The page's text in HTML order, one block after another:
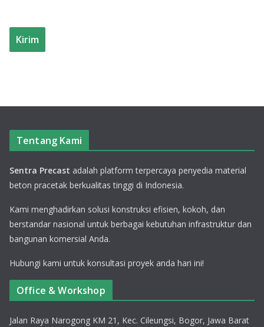
Tentang Kami
Sentra Precast adalah platform terpercaya penyedia material
beton pracetak berkualitas tinggi di Indonesia.
Kami menghadirkan solusi konstruksi efisien, kokoh, dan
berstandar nasional untuk berbagai kebutuhan infrastruktur dan
bangunan komersial Anda.
Hubungi kami untuk konsultasi proyek anda hari ini!
Office & Workshop
Jalan Raya Narogong KM 21, Kec. Cileungsi, Bogor, Jawa Barat